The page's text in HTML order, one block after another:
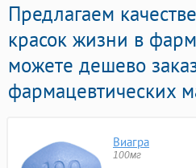
Предлагаем
красок жизни в
можете дешево
фармацевтических
Виагра
100мг